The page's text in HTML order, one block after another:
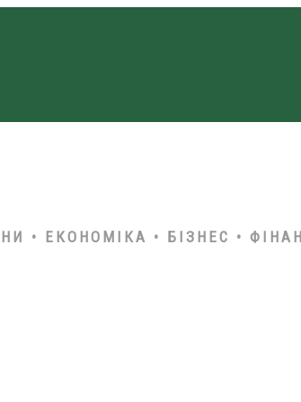
• ЕКОНОМІКА • БІЗНЕС •